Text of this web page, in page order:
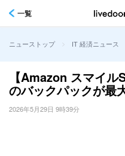
一覧
ニューストップ > IT 経済ニュース
【Amazon スマイ
のバックパックが最
2026年5月29日 9時39分